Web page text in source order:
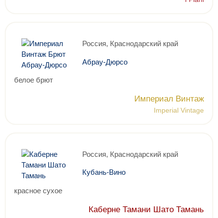
Россия, Краснодарский край
Абрау-Дюрсо
белое брют
Империал Винтаж
Imperial Vintage
Россия, Краснодарский край
Кубань-Вино
красное сухое
Каберне Тамани Шато Тамань